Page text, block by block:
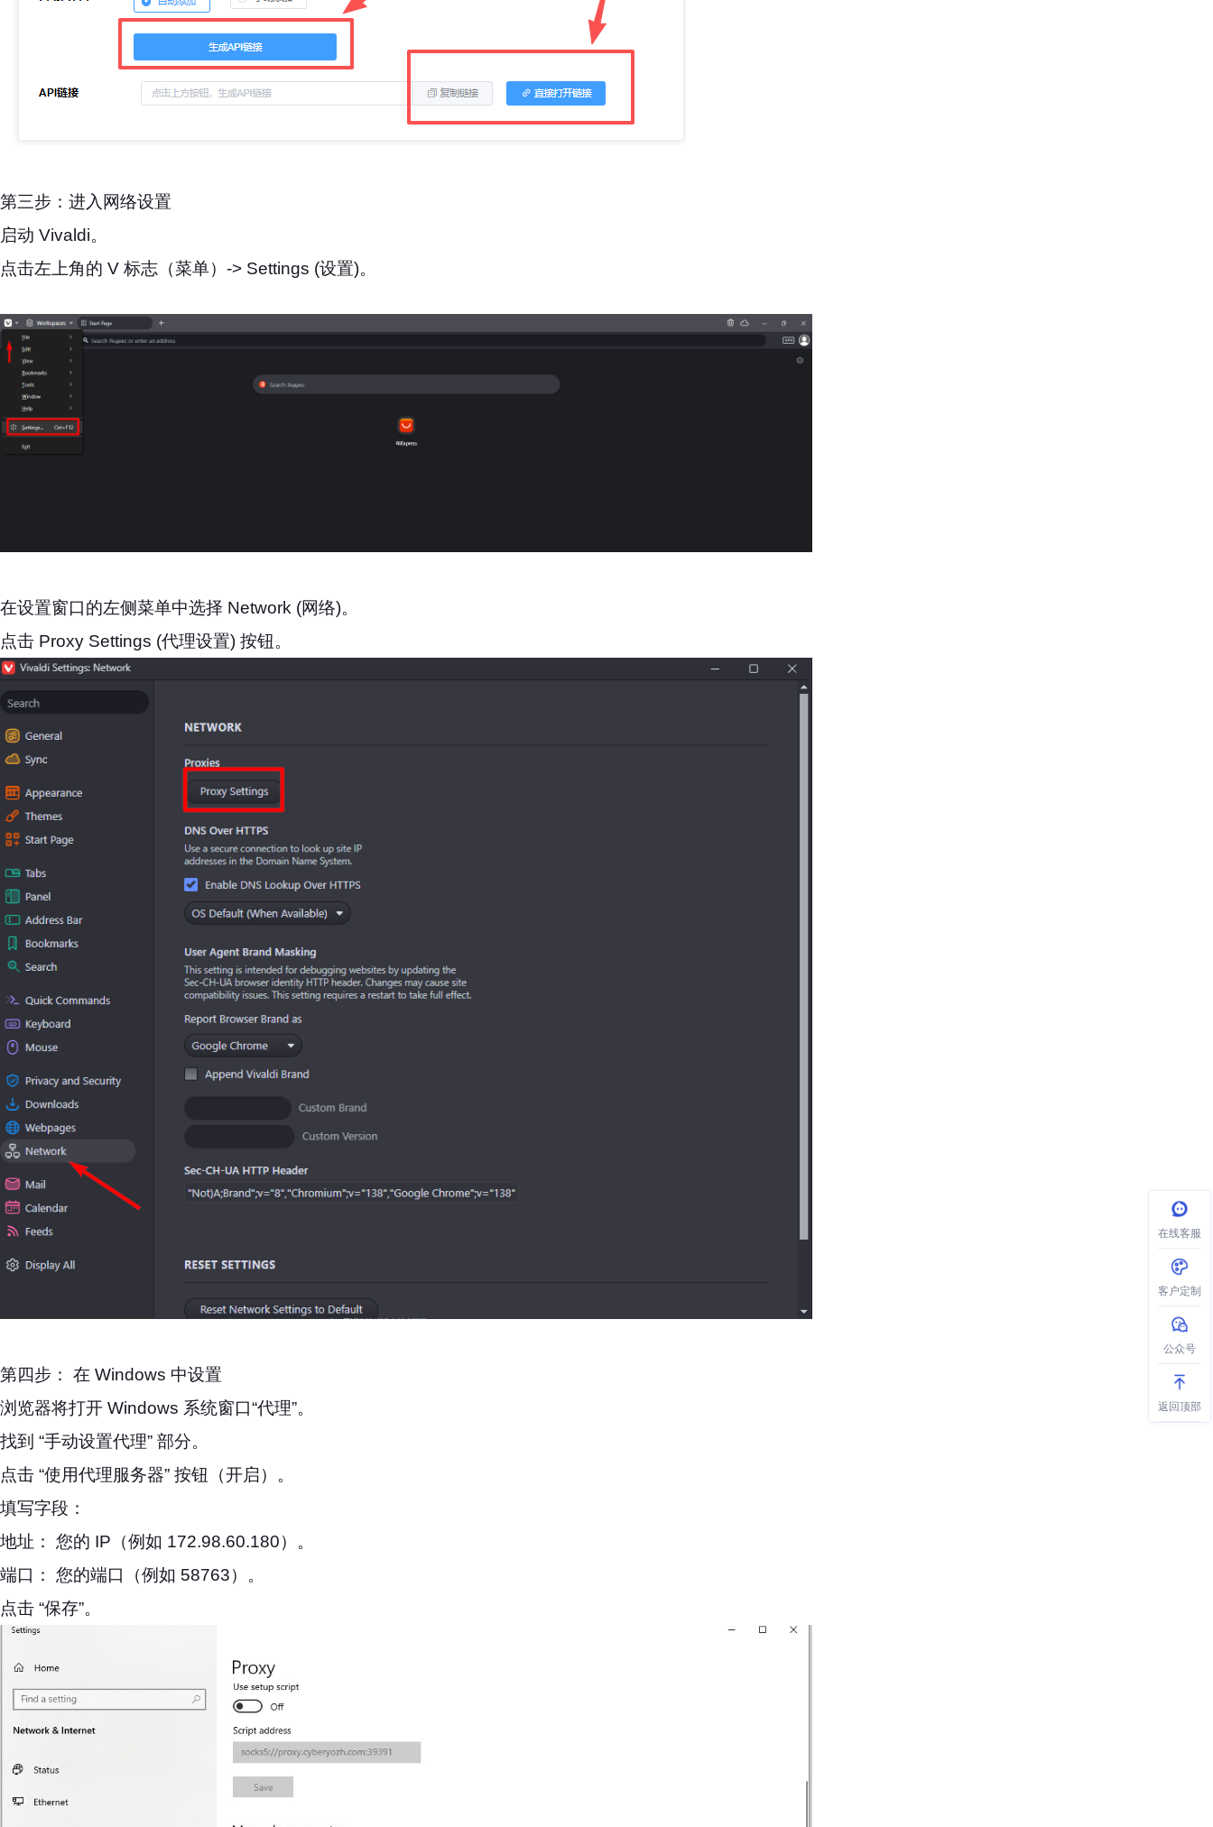
第三步：进入网络设置
启动 Vivaldi。
点击左上角的 V 标志（菜单）-> Settings (设置)。
在设置窗口的左侧菜单中选择 Network (网络)。
点击 Proxy Settings (代理设置) 按钮。
第四步： 在 Windows 中设置
浏览器将打开 Windows 系统窗口“代理”。
找到 “手动设置代理” 部分。
点击 “使用代理服务器” 按钮（开启）。
填写字段：
地址： 您的 IP（例如 172.98.60.180）。
端口： 您的端口（例如 58763）。
点击 “保存”。
在线客服
客户定制
公众号
返回顶部